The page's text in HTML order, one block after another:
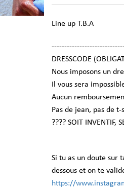
Line up T.B.A
DRESSCODE
Nous imposons un
Il vous sera
Aucun
Pas de jean, pas de
???? SOIT INVENTIF,
Si tu as un doute sur
dessous et on te
https://